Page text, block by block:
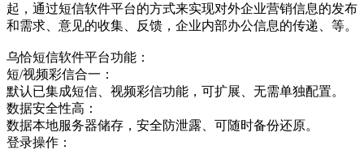
起，通过短信软件平台的方式来实现对外企业营销信息的发布
和需求、意见的收集、反馈，企业内部办公信息的传递、等。
乌恰短信软件平台功能：
短/视频彩信合一：
默认已集成短信、视频彩信功能，可扩展、无需单独配置。
数据安全性高：
数据本地服务器储存，安全防泄露、可随时备份还原。
登录操作：